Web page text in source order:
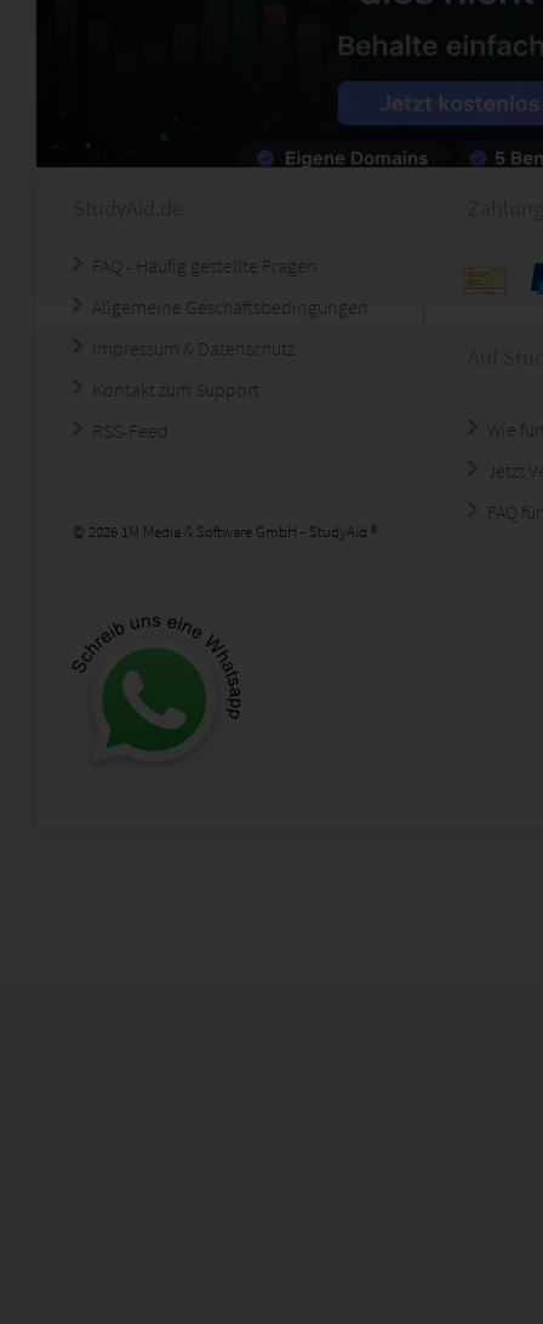
FAQ - Häufig gestellte Fragen
Allgemeine Geschäftsbedingungen
Impressum & Datenschutz
Kontakt zum Support
RSS-Feed
© 2026 1M Media & Software GmbH - StudyAid ®
Wie
Jetzt
FAQ